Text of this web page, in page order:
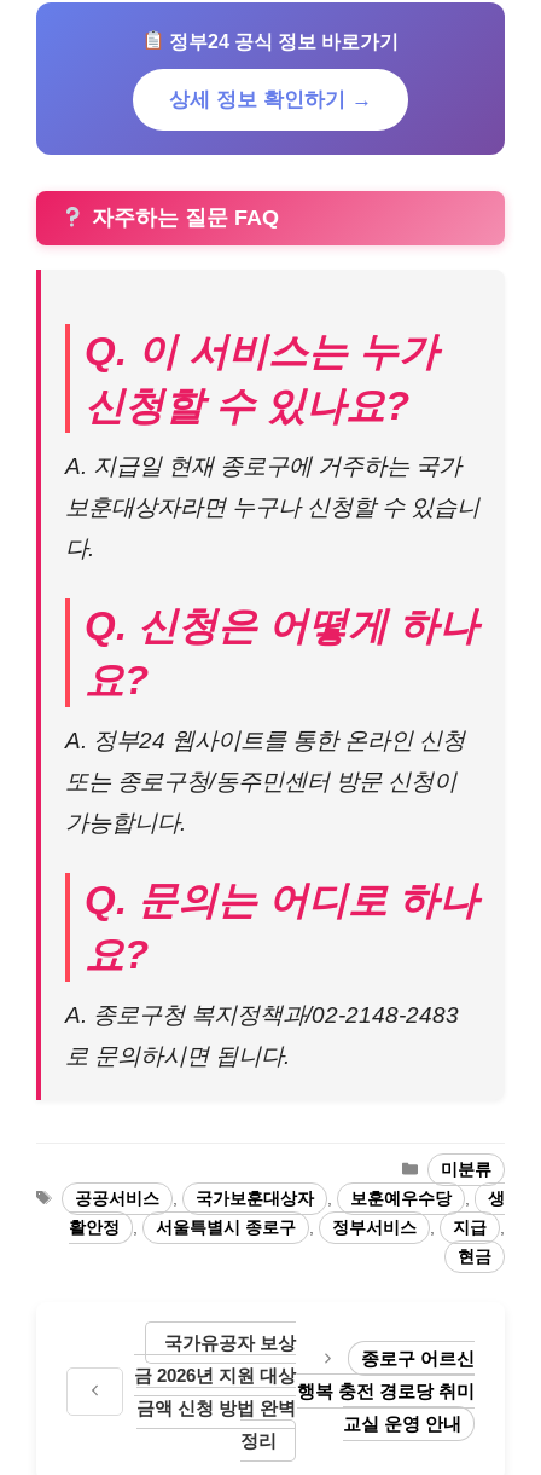
정부24 공식 정보 바로가기
상세 정보 확인하기 →
자주하는 질문 FAQ
Q. 이 서비스는 누가
신청할 수 있나요?
A. 지급일 현재 종로구에 거주하는 국가
보훈대상자라면 누구나 신청할 수 있습니
다.
Q. 신청은 어떻게 하나
요?
A. 정부24 웹사이트를 통한 온라인 신청
또는 종로구청/동주민센터 방문 신청이
가능합니다.
Q. 문의는 어디로 하나
요?
A. 종로구청 복지정책과/02-2148-2483
로 문의하시면 됩니다.
카
테
고
리
미분류
태
그
공공서비스 국가보훈대상자 보훈예우수당
생
활안정
서울특별시 종로구 정부서비스 지급
현금
국가유공자 보상
금 2026년 지원 대상
금액 신청 방법 완벽
정리
종로구 어르신
행복 충전 경로당 취미
교실 운영 안내